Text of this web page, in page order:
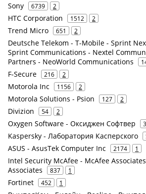
Sony 6739 2
HTC Corporation 1512 2
Trend Micro 651 2
Deutsche Telekom - T-Mobile - Sprint
Sprint Communications - Nextel
Partners - NeoWorld Communications
F-Secure 216 2
Motorola Inc 1156 2
Motorola Solutions - Psion 127 2
Divizion 54 2
Oxygen Software - Оксиджен Софтвер
Kaspersky - Лаборатория Касперского
ASUS - AsusTek Computer Inc 2174 1
Intel Security McAfee - McAfee
Associates
837 1
Fortinet 452 1